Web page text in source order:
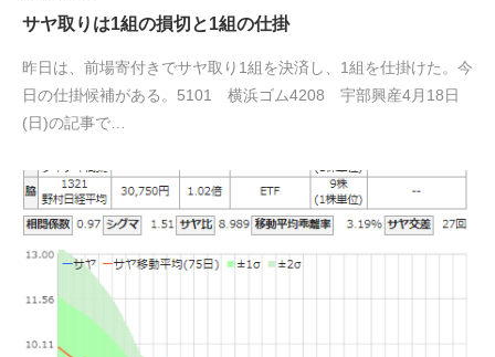
サヤ取りは1組の損切と1組の仕掛
昨日は、前場寄付きでサヤ取り1組を決済し、1組を仕掛けた。今
日の仕掛候補がある。5101 横浜ゴム4208 宇部興産4月18日
(日)の記事で…